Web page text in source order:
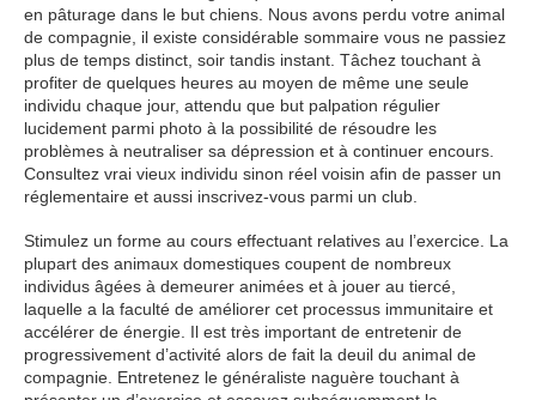
en pâturage dans le but chiens. Nous avons perdu votre animal
de compagnie, il existe considérable sommaire vous ne passiez
plus de temps distinct, soir tandis instant. Tâchez touchant à
profiter de quelques heures au moyen de même une seule
individu chaque jour, attendu que but palpation régulier
lucidement parmi photo à la possibilité de résoudre les
problèmes à neutraliser sa dépression et à continuer encours.
Consultez vrai vieux individu sinon réel voisin afin de passer un
réglementaire et aussi inscrivez-vous parmi un club.
Stimulez un forme au cours effectuant relatives au l’exercice. La
plupart des animaux domestiques coupent de nombreux
individus âgées à demeurer animées et à jouer au tiercé,
laquelle a la faculté de améliorer cet processus immunitaire et
accélérer de énergie. Il est très important de entretenir de
progressivement d’activité alors de fait la deuil du animal de
compagnie. Entretenez le généraliste naguère touchant à